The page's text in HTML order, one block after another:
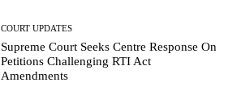
COURT UPDATES
Supreme Court Seeks Centre Response On
Petitions Challenging RTI Act
Amendments